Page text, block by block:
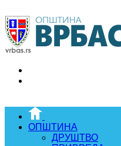
ОПШТИНА
ДРУШТВО